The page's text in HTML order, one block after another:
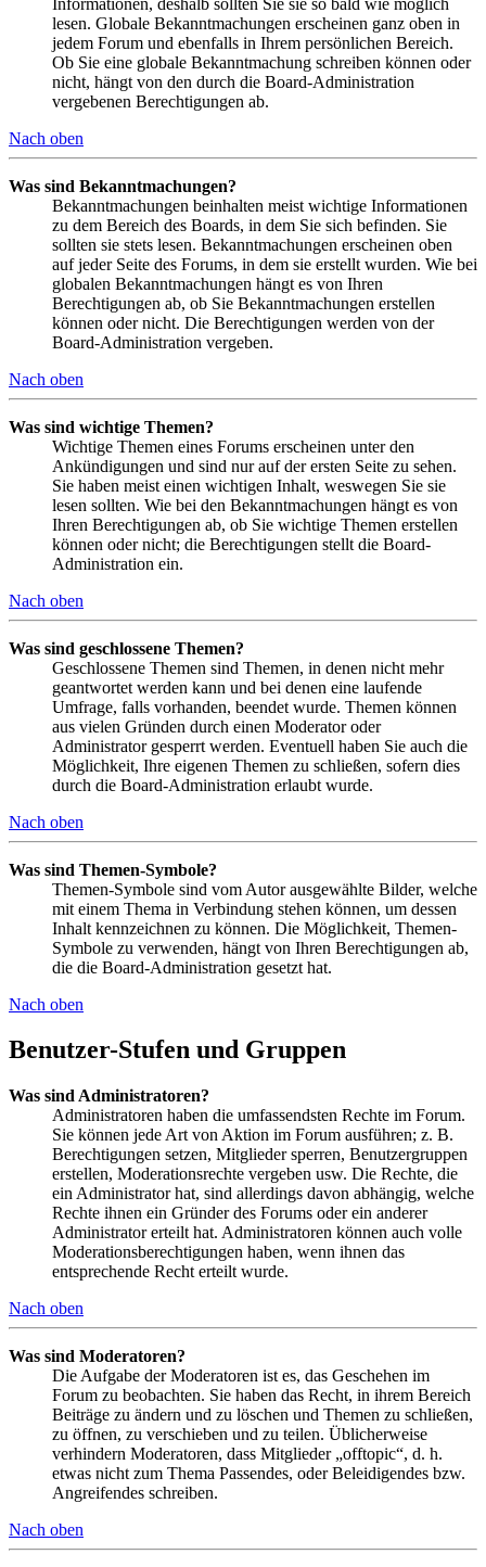
lesen. Globale Bekanntmachungen erscheinen ganz oben in
jedem Forum und ebenfalls in Ihrem persönlichen Bereich.
Ob Sie eine globale Bekanntmachung schreiben können oder
nicht, hängt von den durch die Board-Administration
vergebenen Berechtigungen ab.
Nach oben
Was sind Bekanntmachungen?
Bekanntmachungen beinhalten meist wichtige Informationen
zu dem Bereich des Boards, in dem Sie sich befinden. Sie
sollten sie stets lesen. Bekanntmachungen erscheinen oben
auf jeder Seite des Forums, in dem sie erstellt wurden. Wie bei
globalen Bekanntmachungen hängt es von Ihren
Berechtigungen ab, ob Sie Bekanntmachungen erstellen
können oder nicht. Die Berechtigungen werden von der
Board-Administration vergeben.
Nach oben
Was sind wichtige Themen?
Wichtige Themen eines Forums erscheinen unter den
Ankündigungen und sind nur auf der ersten Seite zu sehen.
Sie haben meist einen wichtigen Inhalt, weswegen Sie sie
lesen sollten. Wie bei den Bekanntmachungen hängt es von
Ihren Berechtigungen ab, ob Sie wichtige Themen erstellen
können oder nicht; die Berechtigungen stellt die Board-
Administration ein.
Nach oben
Was sind geschlossene Themen?
Geschlossene Themen sind Themen, in denen nicht mehr
geantwortet werden kann und bei denen eine laufende
Umfrage, falls vorhanden, beendet wurde. Themen können
aus vielen Gründen durch einen Moderator oder
Administrator gesperrt werden. Eventuell haben Sie auch die
Möglichkeit, Ihre eigenen Themen zu schließen, sofern dies
durch die Board-Administration erlaubt wurde.
Nach oben
Was sind Themen-Symbole?
Themen-Symbole sind vom Autor ausgewählte Bilder, welche
mit einem Thema in Verbindung stehen können, um dessen
Inhalt kennzeichnen zu können. Die Möglichkeit, Themen-
Symbole zu verwenden, hängt von Ihren Berechtigungen ab,
die die Board-Administration gesetzt hat.
Nach oben
Benutzer-Stufen und Gruppen
Was sind Administratoren?
Administratoren haben die umfassendsten Rechte im Forum.
Sie können jede Art von Aktion im Forum ausführen; z. B.
Berechtigungen setzen, Mitglieder sperren, Benutzergruppen
erstellen, Moderationsrechte vergeben usw. Die Rechte, die
ein Administrator hat, sind allerdings davon abhängig, welche
Rechte ihnen ein Gründer des Forums oder ein anderer
Administrator erteilt hat. Administratoren können auch volle
Moderationsberechtigungen haben, wenn ihnen das
entsprechende Recht erteilt wurde.
Nach oben
Was sind Moderatoren?
Die Aufgabe der Moderatoren ist es, das Geschehen im
Forum zu beobachten. Sie haben das Recht, in ihrem Bereich
Beiträge zu ändern und zu löschen und Themen zu schließen,
zu öffnen, zu verschieben und zu teilen. Üblicherweise
verhindern Moderatoren, dass Mitglieder „offtopic“, d. h.
etwas nicht zum Thema Passendes, oder Beleidigendes bzw.
Angreifendes schreiben.
Nach oben